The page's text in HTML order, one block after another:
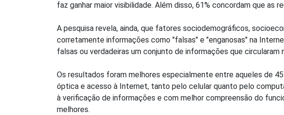
faz ganhar maior visibilidade. Além disso, 61% concordam que as
A pesquisa revela, ainda, que fatores sociodemográficos,
corretamente informações como "falsas" e "enganosas" na
falsas ou verdadeiras um conjunto de informações que
Os resultados foram melhores especialmente entre aqueles de
óptica e acesso à Internet, tanto pelo celular quanto pelo
à verificação de informações e com melhor compreensão do
melhores.